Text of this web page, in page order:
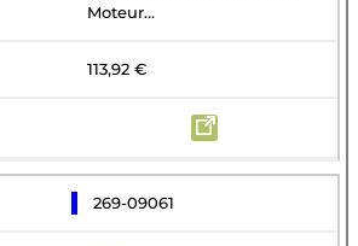
Moteur...
113,92 €
269-09061